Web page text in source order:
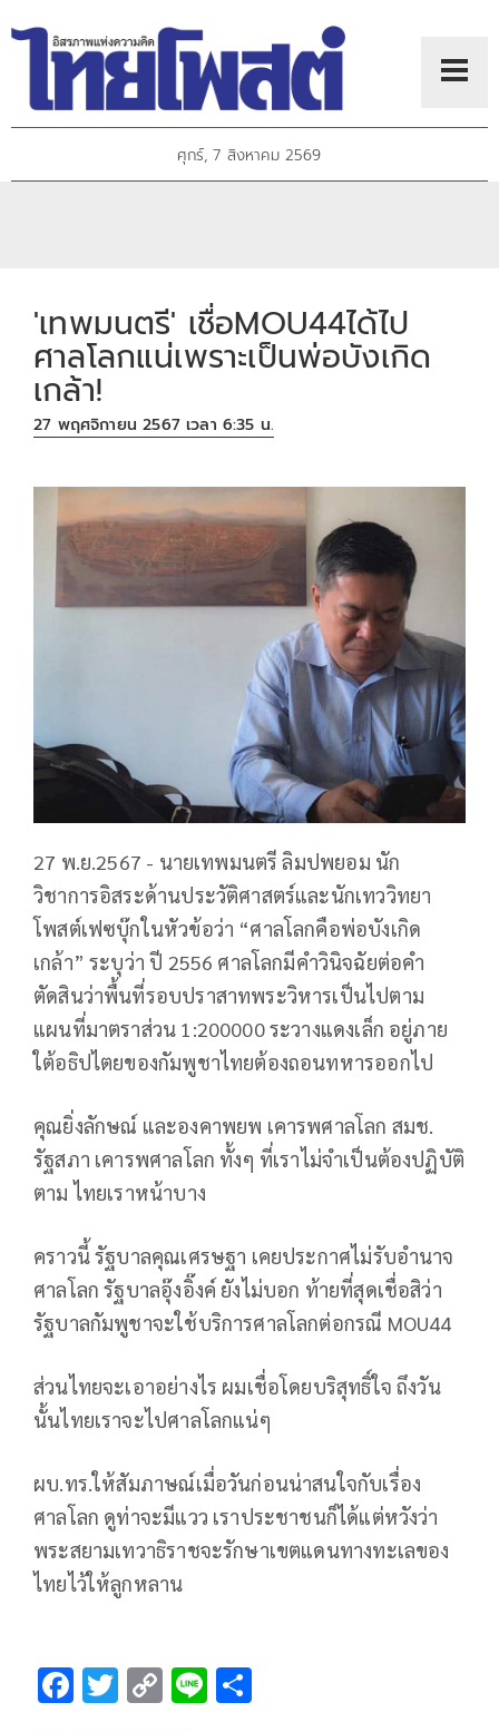
ศุกร์, 7 สิงหาคม 2569
'เทพมนตรี' เชื่อMOU44ได้ไป
ศาลโลกแน่เพราะเป็นพ่อบังเกิด
เกล้า!
27 พฤศจิกายน 2567 เวลา 6:35 น.
27 พ.ย.2567 - นายเทพมนตรี ลิมปพยอม นัก
วิชาการอิสระด้านประวัติศาสตร์และนักเทววิทยา
โพสต์เฟซบุ๊กในหัวข้อว่า “ศาลโลกคือพ่อบังเกิด
เกล้า” ระบุว่า ปี 2556 ศาลโลกมีคำวินิจฉัยต่อคำ
ตัดสินว่าพื้นที่รอบปราสาทพระวิหารเป็นไปตาม
แผนที่มาตราส่วน 1:200000 ระวางแดงเล็ก อยู่ภาย
ใต้อธิปไตยของกัมพูชาไทยต้องถอนทหารออกไป
คุณยิ่งลักษณ์ และองคาพยพ เคารพศาลโลก สมช.
รัฐสภา เคารพศาลโลก ทั้งๆ ที่เราไม่จำเป็นต้องปฏิบัติ
ตาม ไทยเราหน้าบาง
คราวนี้ รัฐบาลคุณเศรษฐา เคยประกาศไม่รับอำนาจ
ศาลโลก รัฐบาลอุ๊งอิ๊งค์ ยังไม่บอก ท้ายที่สุดเชื่อสิว่า
รัฐบาลกัมพูชาจะใช้บริการศาลโลกต่อกรณี MOU44
ส่วนไทยจะเอาอย่างไร ผมเชื่อโดยบริสุทธิ์ใจ ถึงวัน
นั้นไทยเราจะไปศาลโลกแน่ๆ
ผบ.ทร.ให้สัมภาษณ์เมื่อวันก่อนน่าสนใจกับเรื่อง
ศาลโลก ดูท่าจะมีแวว เราประชาชนก็ได้แต่หวังว่า
พระสยามเทวาธิราชจะรักษาเขตแดนทางทะเลของ
ไทยไว้ให้ลูกหลาน
F T C Li